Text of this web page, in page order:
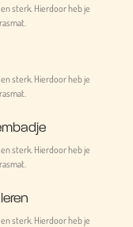
sterk. Hierdoor heb je
sterk. Hierdoor heb je
sterk. Hierdoor heb je
sterk. Hierdoor heb je